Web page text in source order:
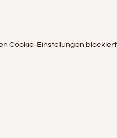
Cookie-Einstellungen blockiert.